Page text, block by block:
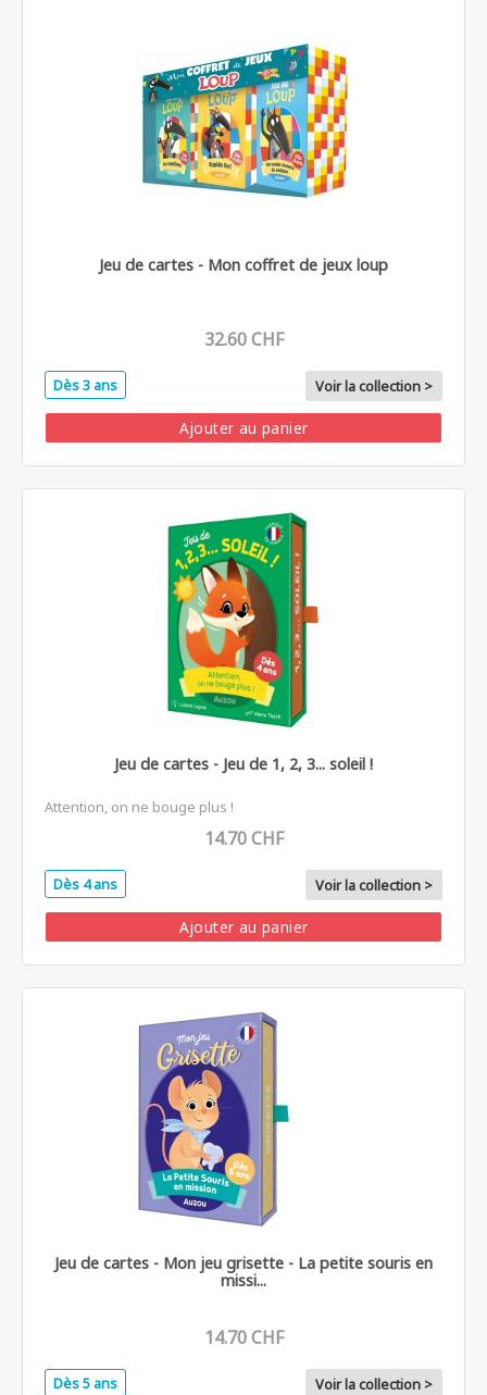
Jeu de cartes - Mon coffret de jeux loup
32.60 CHF
Dès 3 ans Voir la collection >
Ajouter au panier
Jeu de cartes - Jeu de 1, 2, 3... soleil !
Attention, on ne bouge plus !
14.70 CHF
Dès 4 ans Voir la collection >
Ajouter au panier
Jeu de cartes - Mon jeu grisette - La petite souris en
missi...
14.70 CHF
Dès 5 ans Voir la collection >